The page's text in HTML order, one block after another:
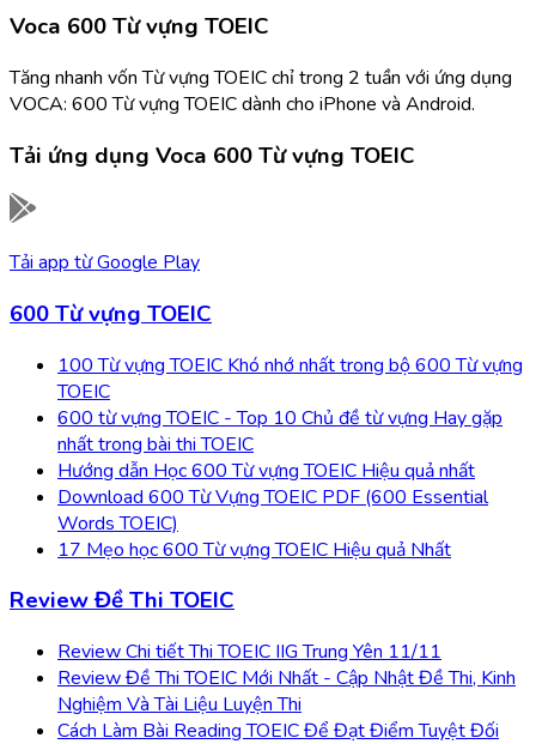
Voca 600 Từ vựng TOEIC
Tăng nhanh vốn Từ vựng TOEIC chỉ trong 2 tuần với ứng dụng
VOCA: 600 Từ vựng TOEIC dành cho iPhone và Android.
Tải ứng dụng Voca 600 Từ vựng TOEIC
Tải app từGoogle Play
600 Từ vựng TOEIC
100 Từ vựng TOEIC Khó nhớ nhất trong bộ 600 Từ vựng
TOEIC
600 từ vựng TOEIC - Top 10 Chủ đề từ vựng Hay gặp
nhất trong bài thi TOEIC
Hướng dẫn Học 600 Từ vựng TOEIC Hiệu quả nhất
Download 600 Từ Vựng TOEIC PDF (600 Essential
Words TOEIC)
17 Mẹo học 600 Từ vựng TOEIC Hiệu quả Nhất
Review Đề Thi TOEIC
Review Chi tiết Thi TOEIC IIG Trung Yên 11/11
Review Đề Thi TOEIC Mới Nhất - Cập Nhật Đề Thi, Kinh
Nghiệm Và Tài Liệu Luyện Thi
Cách Làm Bài Reading TOEIC Để Đạt Điểm Tuyệt Đối